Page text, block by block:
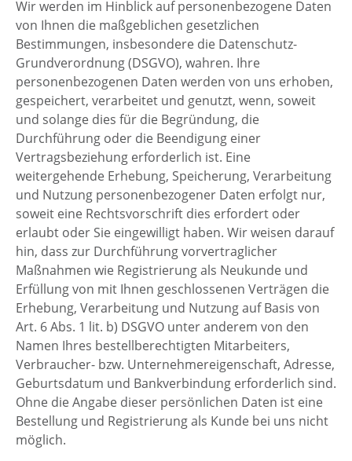
Wir werden im Hinblick auf personenbezogene Daten
von Ihnen die maßgeblichen gesetzlichen
Bestimmungen, insbesondere die Datenschutz-
Grundverordnung (DSGVO), wahren. Ihre
personenbezogenen Daten werden von uns erhoben,
gespeichert, verarbeitet und genutzt, wenn, soweit
und solange dies für die Begründung, die
Durchführung oder die Beendigung einer
Vertragsbeziehung erforderlich ist. Eine
weitergehende Erhebung, Speicherung, Verarbeitung
und Nutzung personenbezogener Daten erfolgt nur,
soweit eine Rechtsvorschrift dies erfordert oder
erlaubt oder Sie eingewilligt haben. Wir weisen darauf
hin, dass zur Durchführung vorvertraglicher
Maßnahmen wie Registrierung als Neukunde und
Erfüllung von mit Ihnen geschlossenen Verträgen die
Erhebung, Verarbeitung und Nutzung auf Basis von
Art. 6 Abs. 1 lit. b) DSGVO unter anderem von den
Namen Ihres bestellberechtigten Mitarbeiters,
Verbraucher- bzw. Unternehmereigenschaft, Adresse,
Geburtsdatum und Bankverbindung erforderlich sind.
Ohne die Angabe dieser persönlichen Daten ist eine
Bestellung und Registrierung als Kunde bei uns nicht
möglich.